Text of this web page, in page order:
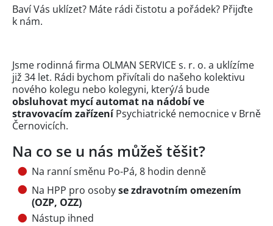
Baví Vás uklízet? Máte rádi čistotu a pořádek? Přijďte
k nám.
Jsme rodinná firma OLMAN SERVICE s. r. o. a uklízíme
již 34 let. Rádi bychom přivítali do našeho kolektivu
nového kolegu nebo kolegyni, který/á bude
obsluhovat mycí automat na nádobí ve
stravovacím zařízeníPsychiatrické nemocnice v Brně
Černovicích.
Na co se u nás můžeš těšit?
Na ranní směnu Po-Pá, 8 hodin denně
Na HPP pro osobyse zdravotním omezením
(OZP, OZZ)
Nástup ihned